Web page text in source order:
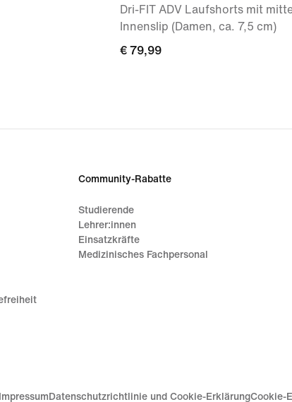
Dri-FIT ADV Laufshorts mit
Innenslip (Damen, ca. 7,5 cm)
€ 79,99
€ 79,99
Community-Rabatte
Studierende
Lehrer:innen
Einsatzkräfte
Medizinisches Fachpersonal
Impressum Datenschutzrichtlinie und Cookie-ErklärungCookie-